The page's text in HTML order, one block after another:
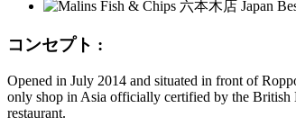
コンセプト :
Opened in July 2014 and situated in front of
only shop in Asia officially certified by the British
restaurant.